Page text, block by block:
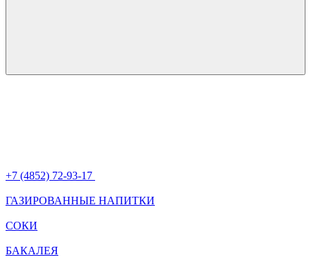
+7 (4852) 72-93-17
ГАЗИРОВАННЫЕ НАПИТКИ
СОКИ
БАКАЛЕЯ